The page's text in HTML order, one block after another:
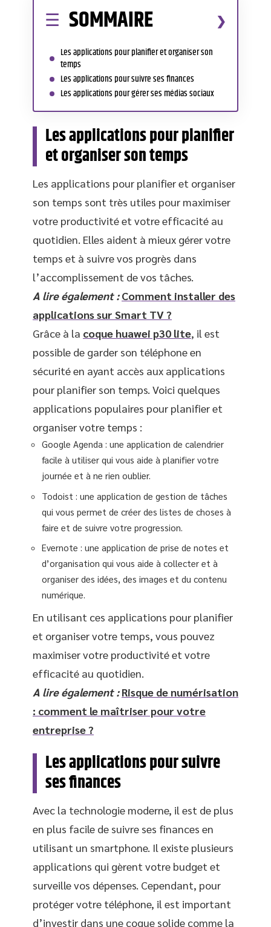
SOMMAIRE
Les applications pour planifier et organiser son
temps
Les applications pour suivre ses finances
Les applications pour gérer ses médias sociaux
Les applications pour planifier
et organiser son temps
Les applications pour planifier et organiser
son temps sont très utiles pour maximiser
votre productivité et votre efficacité au
quotidien. Elles aident à mieux gérer votre
temps et à suivre vos progrès dans
l’accomplissement de vos tâches.
A lire également : Comment installer des
applications sur Smart TV ?
Grâce à la coque huawei p30 lite, il est
possible de garder son téléphone en
sécurité en ayant accès aux applications
pour planifier son temps. Voici quelques
applications populaires pour planifier et
organiser votre temps :
Google Agenda : une application de calendrier
facile à utiliser qui vous aide à planifier votre
journée et à ne rien oublier.
Todoist : une application de gestion de tâches
qui vous permet de créer des listes de choses à
faire et de suivre votre progression.
Evernote : une application de prise de notes et
d’organisation qui vous aide à collecter et à
organiser des idées, des images et du contenu
numérique.
En utilisant ces applications pour planifier
et organiser votre temps, vous pouvez
maximiser votre productivité et votre
efficacité au quotidien.
A lire également : Risque de numérisation
: comment le maîtriser pour votre
entreprise ?
Les applications pour suivre
ses finances
Avec la technologie moderne, il est de plus
en plus facile de suivre ses finances en
utilisant un smartphone. Il existe plusieurs
applications qui gèrent votre budget et
surveille vos dépenses. Cependant, pour
protéger votre téléphone, il est important
d’investir dans une coque solide comme la